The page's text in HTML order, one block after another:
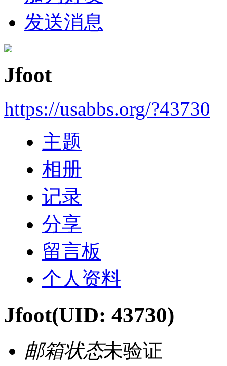
发送消息
Jfoot
https://usabbs.org/?43730
主题
相册
记录
分享
留言板
个人资料
Jfoot(UID: 43730)
邮箱状态未验证